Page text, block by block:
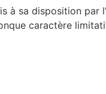
à sa disposition
caractère